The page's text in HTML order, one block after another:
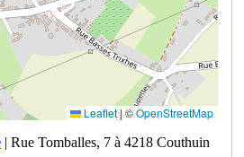
Leaflet |©OpenStreetMap
| Rue Tomballes, 7 à 4218 Couthuin